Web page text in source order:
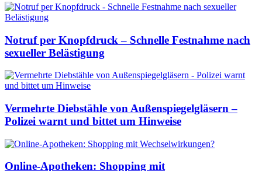
Notruf per Knopfdruck – Schnelle Festnahme nach
sexueller Belästigung
Vermehrte Diebstähle von Außenspiegelgläsern –
Polizei warnt und bittet um Hinweise
Online-Apotheken: Shopping mit